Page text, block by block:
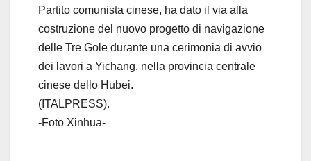
Partito comunista cinese, ha dato il via alla
costruzione del nuovo progetto di navigazione
delle Tre Gole durante una cerimonia di avvio
dei lavori a Yichang, nella provincia centrale
cinese dello Hubei.
(ITALPRESS).
-Foto Xinhua-